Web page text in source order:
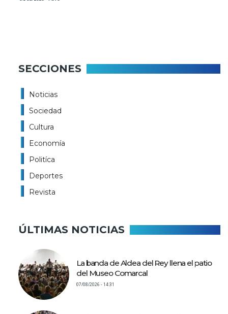
SECCIONES
Noticias
Sociedad
Cultura
Economía
Politíca
Deportes
Revista
ÚLTIMAS NOTICIAS
La banda de Aldea del Rey llena el patio
del Museo Comarcal
07/08/2026 - 14:31